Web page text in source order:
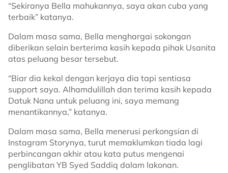
“Sekiranya Bella mahukannya, saya akan cuba yang
terbaik” katanya.
Dalam masa sama, Bella menghargai sokongan
diberikan selain berterima kasih kepada pihak Usanita
atas peluang besar tersebut.
“Biar dia kekal dengan kerjaya dia tapi sentiasa
support saya. Alhamdulillah dan terima kasih kepada
Datuk Nana untuk peluang ini, saya memang
menantikannya,” katanya.
Dalam masa sama, Bella menerusi perkongsian di
Instagram Storynya, turut memaklumkan tiada lagi
perbincangan akhir atau kata putus mengenai
penglibatan YB Syed Saddiq dalam lakonan.